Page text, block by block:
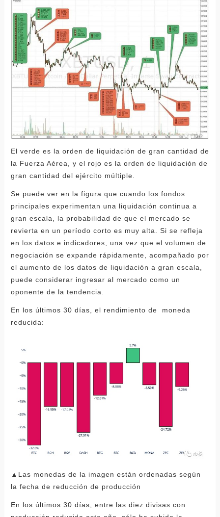
El verde es la orden de liquidación de gran cantidad de
la Fuerza Aérea, y el rojo es la orden de liquidación de
gran cantidad del ejército múltiple.
Se puede ver en la figura que cuando los fondos
principales experimentan una liquidación continua a
gran escala, la probabilidad de que el mercado se
revierta en un período corto es muy alta. Si se refleja
en los datos e indicadores, una vez que el volumen de
negociación se expande rápidamente, acompañado por
el aumento de los datos de liquidación a gran escala,
puede considerar ingresar al mercado como un
oponente de la tendencia.
En los últimos 30 días, el rendimiento de moneda
reducida:
▲Las monedas de la imagen están ordenadas según
la fecha de reducción de producción
En los últimos 30 días, entre las diez divisas con